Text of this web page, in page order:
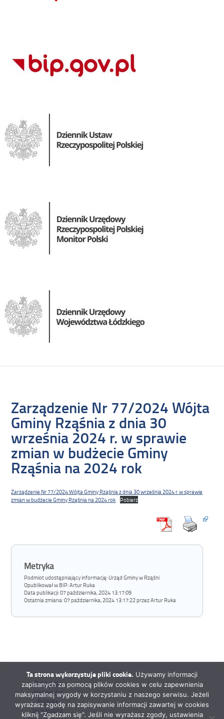
Zarządzenie Nr 77/2024 Wójta
Gminy Rząśnia z dnia 30
września 2024 r. w sprawie
zmian w budżecie Gminy
Rząśnia na 2024 rok
Zarządzenie Nr 77/2024 Wójta Gminy Rząśnia z dnia 30 września 2024 r. w sprawie
zmian w budżecie Gminy Rząśnia na 2024 rok
Pobierz
Metryka
Podmiot udostępniający informację: Urząd Gminy w Rząśni
Opublikował w BIP:Artur Ruka
Data publikacji:07 października, 2024 13:17:09
Ostatnia zmiana:07 października, 2024 13:17:22 przez Artur Ruka
Deklaracja
dostępności
Polityka
prywatności
Ta strona wykorzystuje pliki cookie. Używamy informacji
zapisanych za pomocą plików cookies w celu zapewnienia
maksymalnej wygody w korzystaniu z naszego serwisu. Jeżeli
wyrażasz zgodę na zapisywanie informacji zawartej w cookies
kliknij "Zgadzam się". Jeśli nie wyrażasz zgody, ustawienia